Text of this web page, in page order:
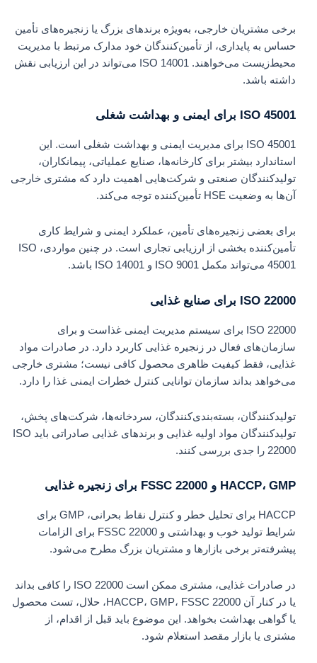
برخی مشتریان خارجی، به‌ویژه برندهای بزرگ یا زنجیره‌های تأمین
حساس به پایداری، از تأمین‌کنندگان خود مدارک مرتبط با مدیریت
محیط‌زیست می‌خواهند. ISO 14001 می‌تواند در این ارزیابی نقش
داشته باشد.
ISO 45001 برای ایمنی و بهداشت شغلی
ISO 45001 برای مدیریت ایمنی و بهداشت شغلی است. این
استاندارد بیشتر برای کارخانه‌ها، صنایع عملیاتی، پیمانکاران،
تولیدکنندگان صنعتی و شرکت‌هایی اهمیت دارد که مشتری خارجی
آن‌ها به وضعیت HSE تأمین‌کننده توجه می‌کند.
برای بعضی زنجیره‌های تأمین، عملکرد ایمنی و شرایط کاری
تأمین‌کننده بخشی از ارزیابی تجاری است. در چنین مواردی، ISO
45001 می‌تواند مکمل ISO 9001 و ISO 14001 باشد.
ISO 22000 برای صنایع غذایی
ISO 22000 برای سیستم مدیریت ایمنی غذاست و برای
سازمان‌های فعال در زنجیره غذایی کاربرد دارد. در صادرات مواد
غذایی، فقط کیفیت ظاهری محصول کافی نیست؛ مشتری خارجی
می‌خواهد بداند سازمان توانایی کنترل خطرات ایمنی غذا را دارد.
تولیدکنندگان، بسته‌بندی‌کنندگان، سردخانه‌ها، شرکت‌های پخش،
تولیدکنندگان مواد اولیه غذایی و برندهای غذایی صادراتی باید ISO
22000 را جدی بررسی کنند.
HACCP، GMP و FSSC 22000 برای زنجیره غذایی
HACCP برای تحلیل خطر و کنترل نقاط بحرانی، GMP برای
شرایط تولید خوب و بهداشتی و FSSC 22000 برای الزامات
پیشرفته‌تر برخی بازارها و مشتریان بزرگ مطرح می‌شود.
در صادرات غذایی، مشتری ممکن است ISO 22000 را کافی بداند
یا در کنار آن HACCP، GMP، FSSC 22000، حلال، تست محصول
یا گواهی بهداشت بخواهد. این موضوع باید قبل از اقدام، از
مشتری یا بازار مقصد استعلام شود.